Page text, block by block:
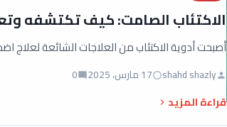
الاكتئاب الصامت: كيف تكتشفه
أصبحت أدوية الاكتئاب من العلاجات الشائعة لعلاج
shahd shazly 17 مارس، 2025 0
قراءة المزيد